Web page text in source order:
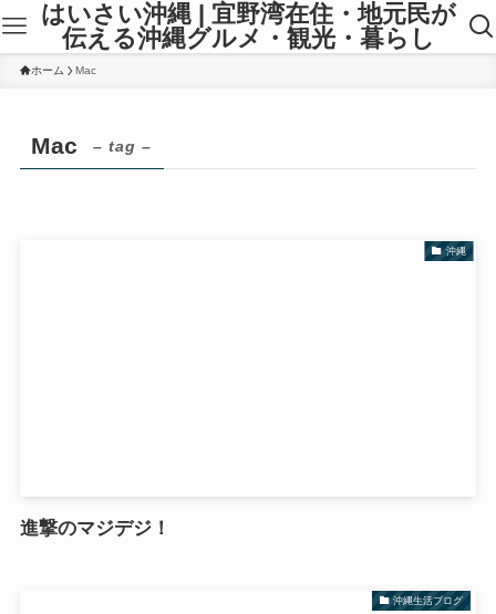
はいさい沖縄 | 宜野湾在住・地元民が
伝える沖縄グルメ・観光・暮らし
ホーム Mac
Mac – tag –
沖縄
進撃のマジデジ！
沖縄生活ブログ